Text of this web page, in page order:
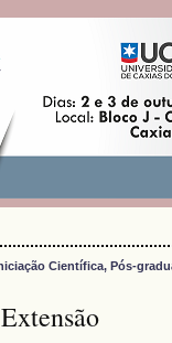
Científica, Pós-